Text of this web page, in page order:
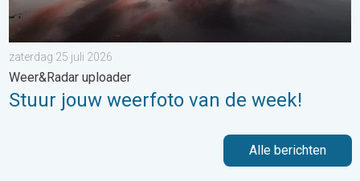
zaterdag 25 juli 2026
Weer&Radar uploader
Stuur jouw weerfoto van de week!
Alle berichten